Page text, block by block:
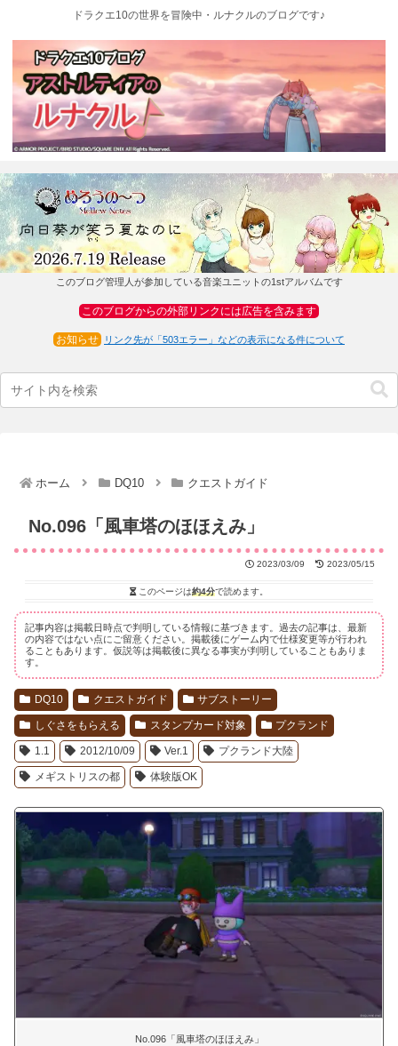
ドラクエ10の世界を冒険中・ルナクルのブログです♪
このブログ管理人が参加している音楽ユニットの1stアルバムです
このブログからの外部リンクには広告を含みます
お知らせ リンク先が「503エラー」などの表示になる件について
ホーム DQ10 クエストガイド
No.096「風車塔のほほえみ」
2023/03/09 2023/05/15
このページは約4分で読めます。
記事内容は掲載日時点で判明している情報に基づきます。過去の記事は、最新
の内容ではない点にご留意ください。掲載後にゲーム内で仕様変更等が行われ
ることもあります。仮説等は掲載後に異なる事実が判明していることもありま
す。
DQ10 クエストガイド サブストーリー
しぐさをもらえる スタンプカード対象 プクランド
1.1 2012/10/09 Ver.1 プクランド大陸
メギストリスの都 体験版OK
No.096「風車塔のほほえみ」